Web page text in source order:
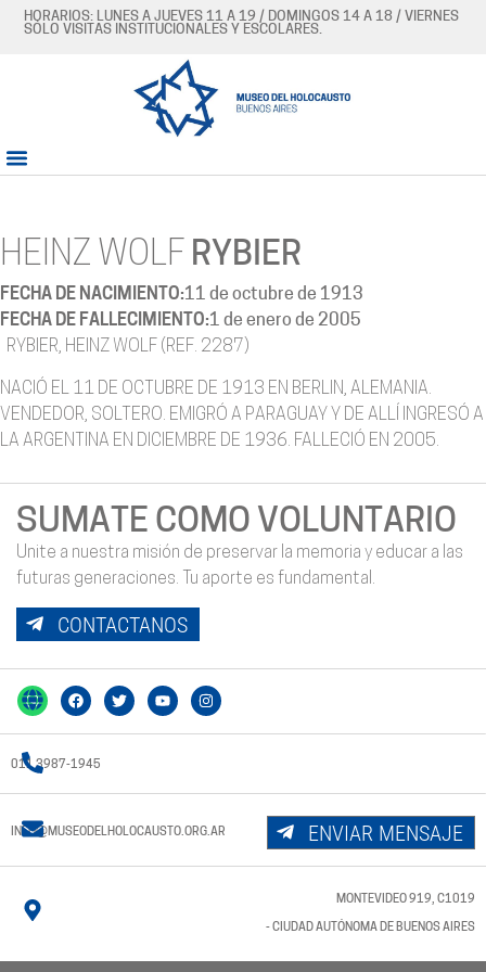
HORARIOS: LUNES A JUEVES 11 A 19 / DOMINGOS 14 A 18 / VIERNES
SÓLO VISITAS INSTITUCIONALES Y ESCOLARES.
HEINZ WOLF RYBIER
FECHA DE NACIMIENTO:11 de octubre de 1913
FECHA DE FALLECIMIENTO:1 de enero de 2005
RYBIER, HEINZ WOLF (REF. 2287)
NACIÓ EL 11 DE OCTUBRE DE 1913 EN BERLIN, ALEMANIA.
VENDEDOR, SOLTERO. EMIGRÓ A PARAGUAY Y DE ALLÍ INGRESÓ A
LA ARGENTINA EN DICIEMBRE DE 1936. FALLECIÓ EN 2005.
SUMATE COMO VOLUNTARIO
Unite a nuestra misión de preservar la memoria y educar a las
futuras generaciones. Tu aporte es fundamental.
CONTACTANOS
011 3987-1945
INFO@MUSEODELHOLOCAUSTO.ORG.AR ENVIAR MENSAJE
MONTEVIDEO 919, C1019
- CIUDAD AUTÓNOMA DE BUENOS AIRES